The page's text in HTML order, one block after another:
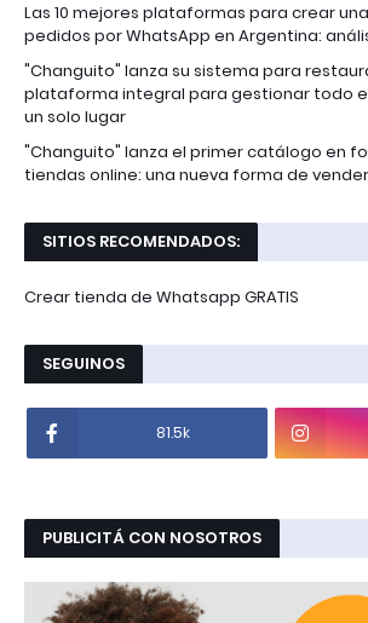
Las 10 mejores plataformas para crear
pedidos por WhatsApp en Argentina:
"Changuito" lanza su sistema para
plataforma integral para gestionar todo
un solo lugar
"Changuito" lanza el primer catálogo en
tiendas online: una nueva forma de
SITIOS RECOMENDADOS:
Crear tienda de Whatsapp GRATIS
SEGUINOS
81.5k
PUBLICITÁ CON NOSOTROS